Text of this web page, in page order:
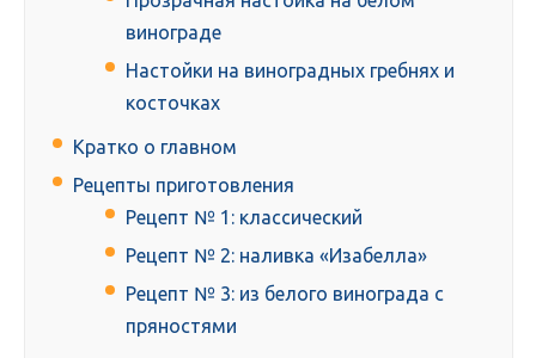
винограде
Настойки на виноградных гребнях и
косточках
Кратко о главном
Рецепты приготовления
Рецепт № 1: классический
Рецепт № 2: наливка «Изабелла»
Рецепт № 3: из белого винограда с
пряностями